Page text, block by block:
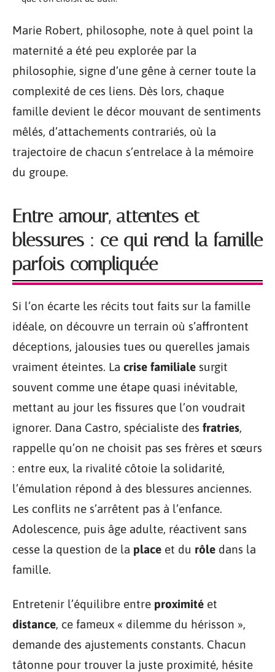
Marie Robert, philosophe, note à quel point la
maternité a été peu explorée par la
philosophie, signe d’une gêne à cerner toute la
complexité de ces liens. Dès lors, chaque
famille devient le décor mouvant de sentiments
mêlés, d’attachements contrariés, où la
trajectoire de chacun s’entrelace à la mémoire
du groupe.
Entre amour, attentes et
blessures : ce qui rend la famille
parfois compliquée
Si l’on écarte les récits tout faits sur la famille
idéale, on découvre un terrain où s’affrontent
déceptions, jalousies tues ou querelles jamais
vraiment éteintes. La crise familiale surgit
souvent comme une étape quasi inévitable,
mettant au jour les fissures que l’on voudrait
ignorer. Dana Castro, spécialiste des fratries,
rappelle qu’on ne choisit pas ses frères et sœurs
: entre eux, la rivalité côtoie la solidarité,
l’émulation répond à des blessures anciennes.
Les conflits ne s’arrêtent pas à l’enfance.
Adolescence, puis âge adulte, réactivent sans
cesse la question de la place et du rôle dans la
famille.
Entretenir l’équilibre entre proximité et
distance, ce fameux « dilemme du hérisson »,
demande des ajustements constants. Chacun
tâtonne pour trouver la juste proximité, hésite